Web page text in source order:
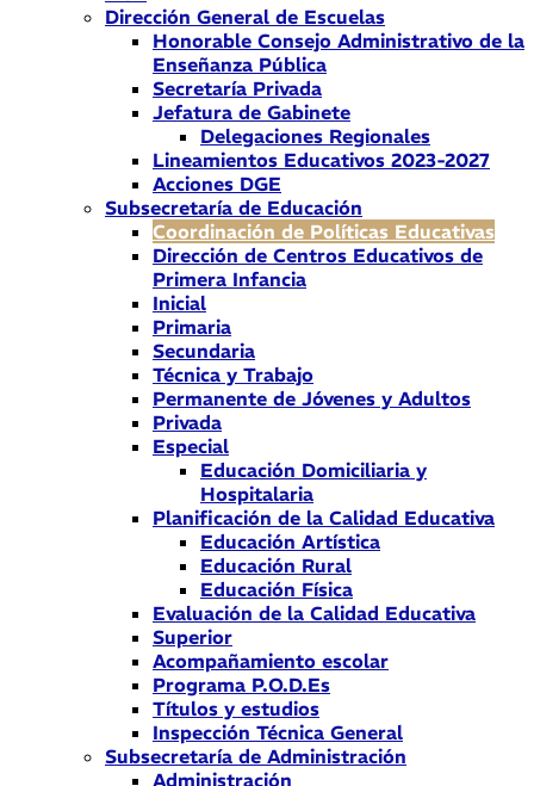
Dirección General de Escuelas
Honorable Consejo Administrativo de la
Enseñanza Pública
Secretaría Privada
Jefatura de Gabinete
Delegaciones Regionales
Lineamientos Educativos 2023-2027
Acciones DGE
Subsecretaría de Educación
Coordinación de Políticas Educativas
Dirección de Centros Educativos de
Primera Infancia
Inicial
Primaria
Secundaria
Técnica y Trabajo
Permanente de Jóvenes y Adultos
Privada
Especial
Educación Domiciliaria y
Hospitalaria
Planificación de la Calidad Educativa
Educación Artística
Educación Rural
Educación Física
Evaluación de la Calidad Educativa
Superior
Acompañamiento escolar
Programa P.O.D.Es
Títulos y estudios
Inspección Técnica General
Subsecretaría de Administración
Administración